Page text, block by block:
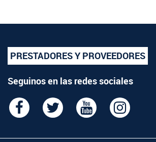
PRESTADORES Y PROVEEDORES
Seguinos en las redes sociales